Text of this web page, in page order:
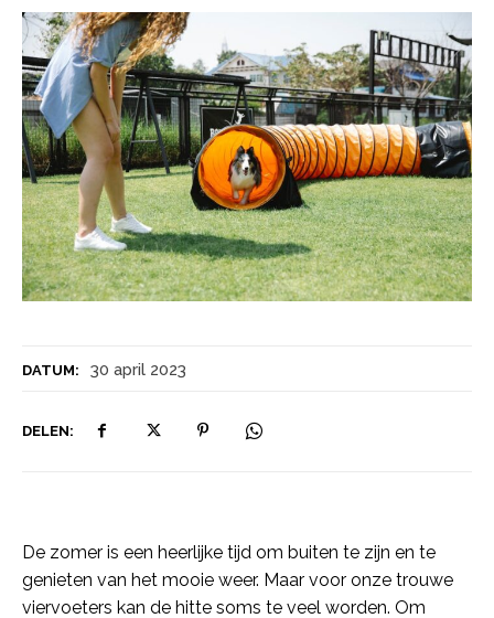
DATUM: 30 april 2023
DELEN:
De zomer is een heerlijke tijd om buiten te zijn en te
genieten van het mooie weer. Maar voor onze trouwe
viervoeters kan de hitte soms te veel worden. Om